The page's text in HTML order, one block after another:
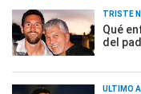
TRISTE
Qué
del
ÚLTIMO